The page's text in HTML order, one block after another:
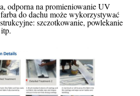
odporna na promieniowanie UV
do dachu może wykorzystywać
szczotkowanie, powlekanie